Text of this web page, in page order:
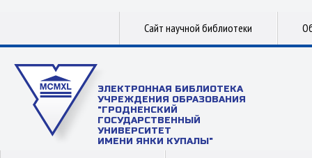
Сайт научной библиотеки
ЭЛЕКТРОННАЯ БИБЛИОТЕКА
УЧРЕЖДЕНИЯ ОБРАЗОВАНИЯ
"ГРОДНЕНСКИЙ
ГОСУДАРСТВЕННЫЙ
УНИВЕРСИТЕТ
ИМЕНИ ЯНКИ КУПАЛЫ"